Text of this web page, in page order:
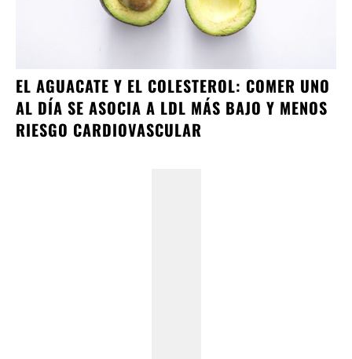
EL AGUACATE Y EL COLESTEROL: COMER UNO
AL DÍA SE ASOCIA A LDL MÁS BAJO Y MENOS
RIESGO CARDIOVASCULAR